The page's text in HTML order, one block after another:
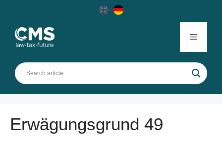
Menu
Erwägungsgrund 49